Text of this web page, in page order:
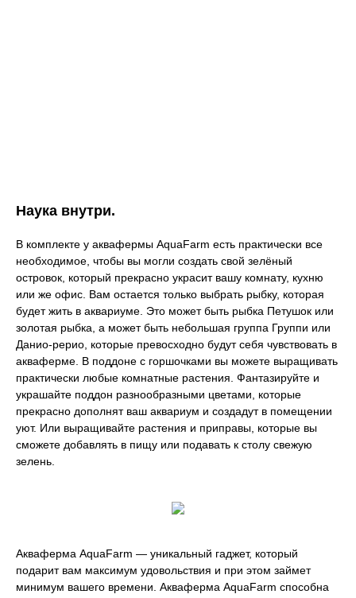
Наука внутри.
В комплекте у аквафермы AquaFarm есть практически все
необходимое, чтобы вы могли создать свой зелёный
островок, который прекрасно украсит вашу комнату, кухню
или же офис. Вам остается только выбрать рыбку, которая
будет жить в аквариуме. Это может быть рыбка Петушок или
золотая рыбка, а может быть небольшая группа Группи или
Данио-рерио, которые превосходно будут себя чувствовать в
акваферме. В поддоне с горшочками вы можете выращивать
практически любые комнатные растения. Фантазируйте и
украшайте поддон разнообразными цветами, которые
прекрасно дополнят ваш аквариум и создадут в помещении
уют. Или выращивайте растения и приправы, которые вы
сможете добавлять в пищу или подавать к столу свежую
зелень.
Акваферма AquaFarm — уникальный гаджет, который
подарит вам максимум удовольствия и при этом займет
минимум вашего времени. Акваферма AquaFarm способна